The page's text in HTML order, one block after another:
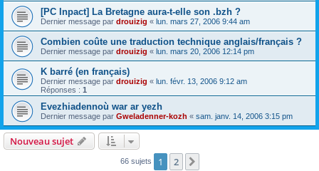
[PC Inpact] La Bretagne aura-t-elle son .bzh ?
Dernier message par drouizig « lun. mars 27, 2006 9:44 am
Combien coûte une traduction technique anglais/français ?
Dernier message par drouizig « lun. mars 20, 2006 12:14 pm
K barré (en français)
Dernier message par drouizig « lun. févr. 13, 2006 9:12 am
Réponses : 1
Evezhiadennoù war ar yezh
Dernier message par Gweladenner-kozh « sam. janv. 14, 2006 3:15 pm
Nouveau sujet
66 sujets 1 2